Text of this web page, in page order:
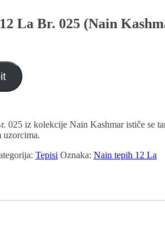
La Br. 025 (Nain
025 iz kolekcije Nain Kashmar ističe se
uzorcima.
Tepisi Oznaka: Nain tepih 12 La